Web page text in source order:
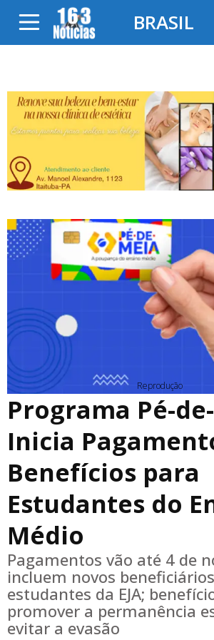
BRASIL
Reprodução
Programa Pé-
Inicia
Benefícios para
Estudantes do
Médio
Pagamentos vão até 4 de
incluem novos
estudantes da EJA;
promover a permanência
evitar a evasão